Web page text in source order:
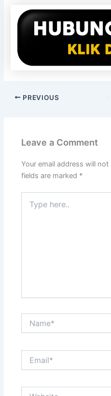
PREVIOUS
Leave a Comment
Your email address will not
fields are marked *
here..